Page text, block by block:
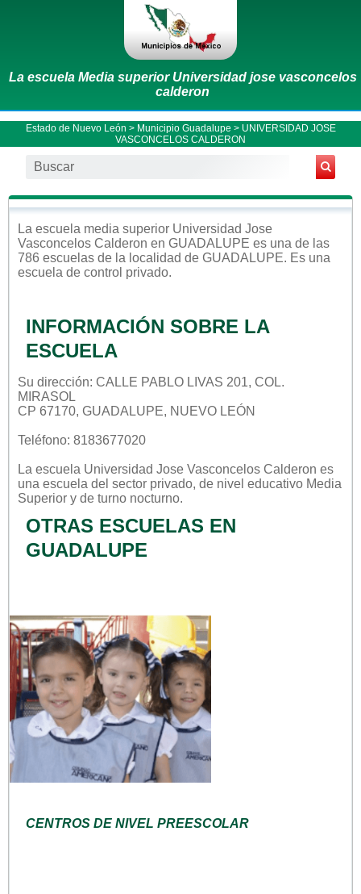
La escuela Media superior Universidad jose vasconcelos
calderon
Estado de Nuevo León > Municipio Guadalupe > UNIVERSIDAD JOSE
VASCONCELOS CALDERON
La escuela media superior Universidad Jose
Vasconcelos Calderon en GUADALUPE es una de las
786 escuelas de la localidad de GUADALUPE. Es una
escuela de control privado.
INFORMACIÓN SOBRE LA
ESCUELA
Su dirección: CALLE PABLO LIVAS 201, COL.
MIRASOL
CP 67170, GUADALUPE, NUEVO LEÓN
Teléfono: 8183677020
La escuela Universidad Jose Vasconcelos Calderon es
una escuela del sector privado, de nivel educativo Media
Superior y de turno nocturno.
OTRAS ESCUELAS EN
GUADALUPE
CENTROS DE NIVEL PREESCOLAR